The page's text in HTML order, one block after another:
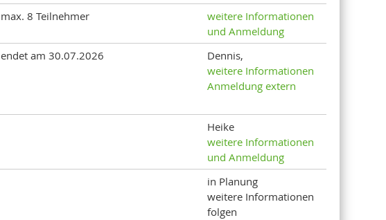
max. 8 Teilnehmer
weitere Informationen
und Anmeldung
endet am 30.07.2026
Dennis,
weitere Informationen
Anmeldung extern
Heike
weitere Informationen
und Anmeldung
in Planung
weitere Informationen
folgen